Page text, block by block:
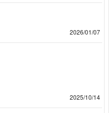
2026/01/07
2025/10/14